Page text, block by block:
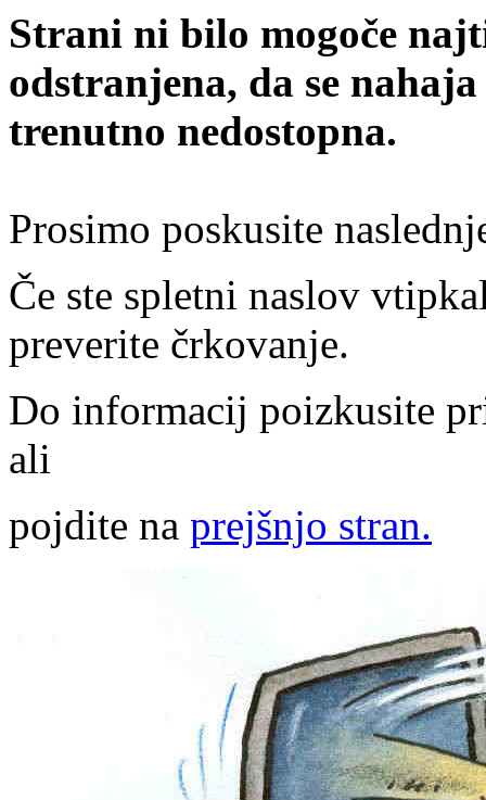
Strani ni bilo mogoče
odstranjena, da se
trenutno nedostopna.
Prosimo poskusite
Če ste spletni naslov
preverite črkovanje.
Do informacij poizkusite
ali
pojdite na prejšnjo stran.